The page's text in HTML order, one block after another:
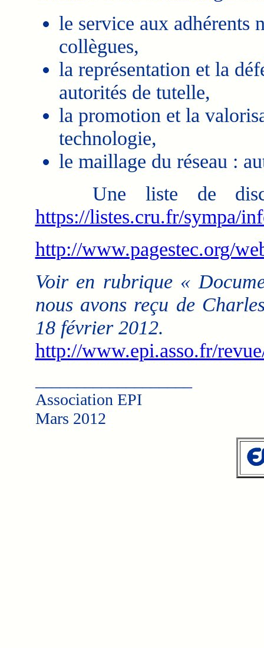
le service aux adhérents
collègues,
la représentation et la
autorités de tutelle,
la promotion et la
technologie,
le maillage du réseau :
Une liste de
https://listes.cru.fr/sympa/
http://www.pagestec.org/
Voir en rubrique «
nous avons reçu de
18 février 2012.
http://www.epi.asso.fr/
Association EPI
Mars 2012